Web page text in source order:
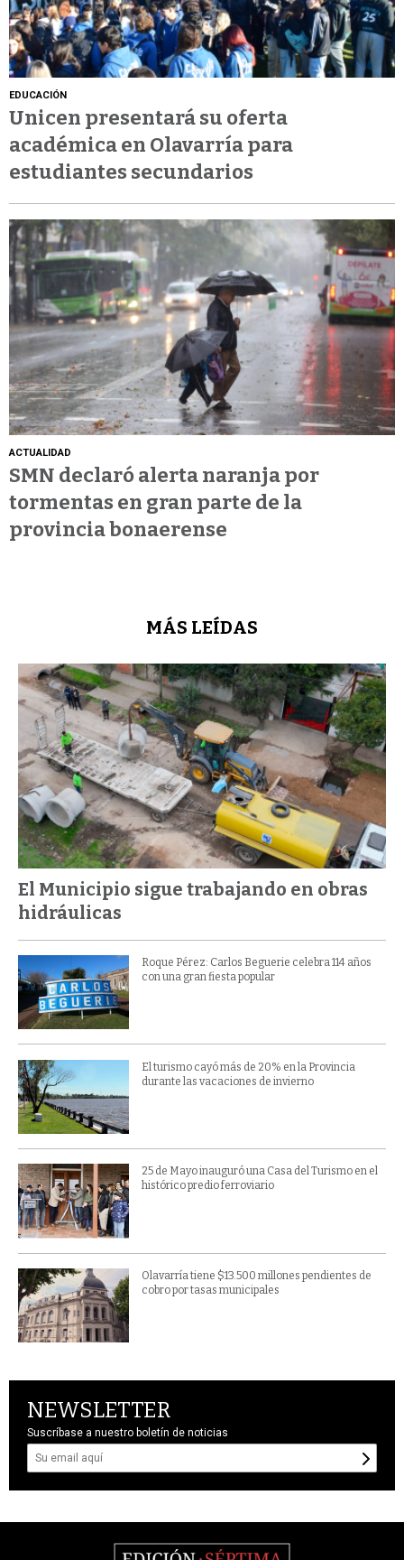
EDUCACIÓN
Unicen presentará su oferta
académica en Olavarría para
estudiantes secundarios
ACTUALIDAD
SMN declaró alerta naranja por
tormentas en gran parte de la
provincia bonaerense
MÁS LEÍDAS
El Municipio sigue trabajando en obras
hidráulicas
Roque Pérez: Carlos Beguerie celebra 114 años
con una gran fiesta popular
El turismo cayó más de 20% en la Provincia
durante las vacaciones de invierno
25 de Mayo inauguró una Casa del Turismo en el
histórico predio ferroviario
Olavarría tiene $13.500 millones pendientes de
cobro por tasas municipales
NEWSLETTER
Suscríbase a nuestro boletín de noticias